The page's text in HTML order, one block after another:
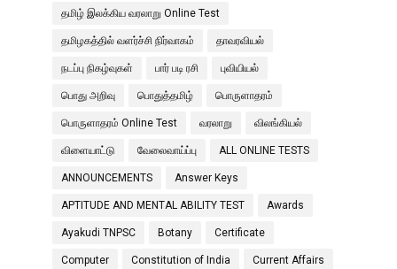
தமிழ் இலக்கிய வரலாறு Online Test
தமிழகத்தில் வளர்ச்சி நிர்வாகம் தாவரவியல்
நடப்பு நிகழ்வுகள் பார் படி ரசி புவியியல்
பொது அறிவு பொதுத்தமிழ் பொருளாதரம்
பொருளாதரம் Online Test வரலாறு விலங்கியல்
விளையாட்டு வேலைவாய்ப்பு ALL ONLINE TESTS
ANNOUNCEMENTS Answer Keys
APTITUDE AND MENTAL ABILITY TEST Awards
Ayakudi TNPSC Botany Certificate
Computer Constitution of India Current Affairs